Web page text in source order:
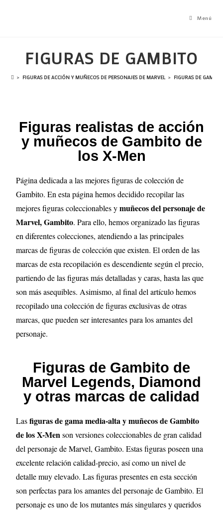
Menú
FIGURAS DE GAMBITO
> FIGURAS DE ACCIÓN Y MUÑECOS DE PERSONAJES DE MARVEL > FIGURAS DE
Figuras realistas de acción
y muñecos de Gambito de
los X-Men
Página dedicada a las mejores figuras de colección de
Gambito. En esta página hemos decidido recopilar las
mejores figuras coleccionables ymuñecos del personaje de
Marvel, Gambito. Para ello, hemos organizado las figuras
en diferentes colecciones, atendiendo a las principales
marcas de figuras de colección que existen. El orden de las
marcas de esta recopilación es descendiente según el precio,
partiendo de las figuras más detalladas y caras, hasta las que
son más asequibles. Asimismo, al final del artículo hemos
recopilado una colección de figuras exclusivas de otras
marcas, que pueden ser interesantes para los amantes del
personaje.
Figuras de Gambito de
Marvel Legends, Diamond
y otras marcas de calidad
Lasfiguras de gama media-alta y muñecos de Gambito
de los X-Menson versiones coleccionables de gran calidad
del personaje de Marvel, Gambito. Estas figuras poseen una
excelente relación calidad-precio, así como un nivel de
detalle muy elevado. Las figuras presentes en esta sección
son perfectas para los amantes del personaje de Gambito. El
personaje es uno de los mutantes más singulares y queridos